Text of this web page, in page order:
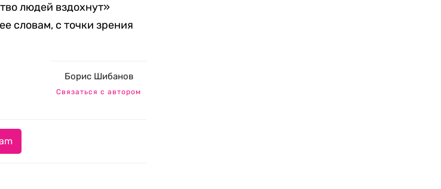
людей вздохнут»
словам, с точки зрения
Борис Шибанов
Связаться с автором